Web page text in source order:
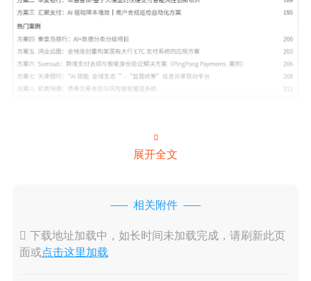

展开全文
相关附件
 下载地址加载中，如长时间未加载完成，请刷新此页
面或点击这里加载